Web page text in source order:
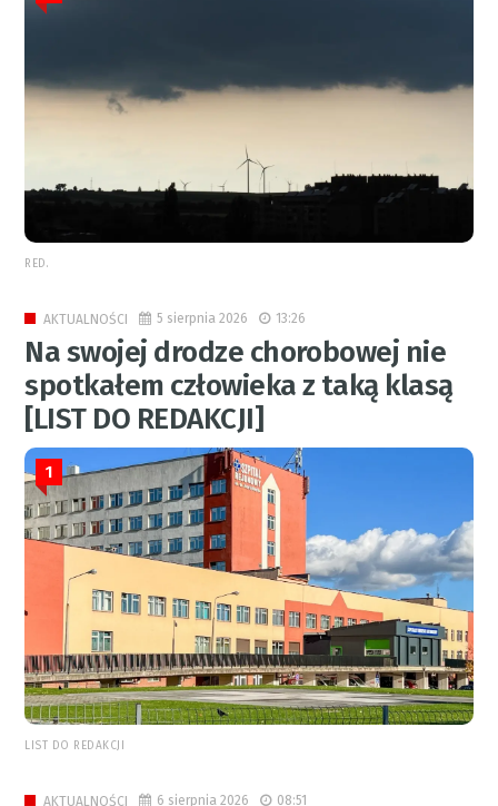
RED.
AKTUALNOŚCI 5 sierpnia 2026 13:26
Na swojej drodze chorobowej nie
spotkałem człowieka z taką klasą
[LIST DO REDAKCJI]
1
LIST DO REDAKCJI
AKTUALNOŚCI 6 sierpnia 2026 08:51